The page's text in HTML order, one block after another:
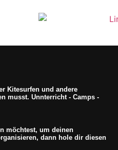
Kitesurfen und andere
musst. Unnterricht - Camps -
möchtest, um deinen
dann hole dir diesen